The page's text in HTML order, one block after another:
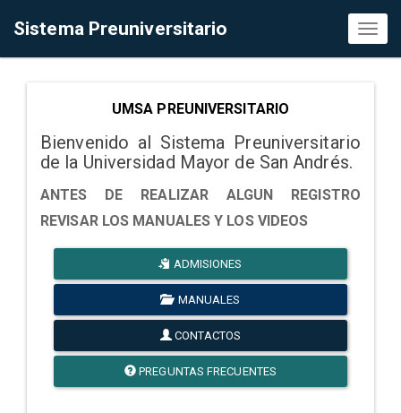
Sistema Preuniversitario
UMSA PREUNIVERSITARIO
Bienvenido al Sistema Preuniversitario
de la Universidad Mayor de San Andrés.
ANTES DE REALIZAR ALGUN REGISTRO
REVISAR LOS MANUALES Y LOS VIDEOS
ADMISIONES
MANUALES
CONTACTOS
PREGUNTAS FRECUENTES